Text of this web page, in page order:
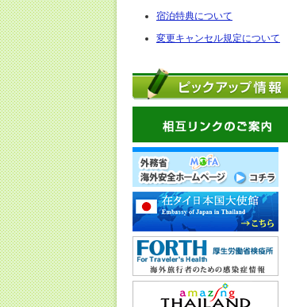
宿泊特典について
変更キャンセル規定について